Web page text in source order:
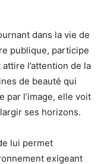
dans la vie de
publique, participe
l’attention de la
de beauté qui
par l’image, elle voit
ses horizons.
lui permet
exigeant